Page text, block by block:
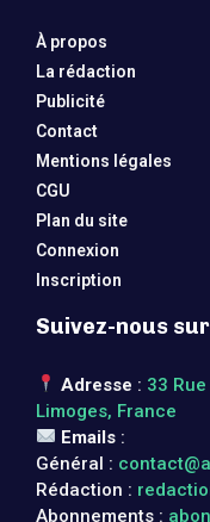
À propos
La rédaction
Publicité
Contact
Mentions légales
CGU
Plan du site
Connexion
Inscription
Suivez-nous sur
Adresse : 33
Limoges, France
Emails :
Général :
Rédaction :
Abonnements :